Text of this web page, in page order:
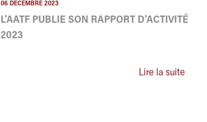
06 DÉCEMBRE 2023
L'AATF PUBLIE SON RAPPORT D'ACTIVITÉ
2023
Lire la suite